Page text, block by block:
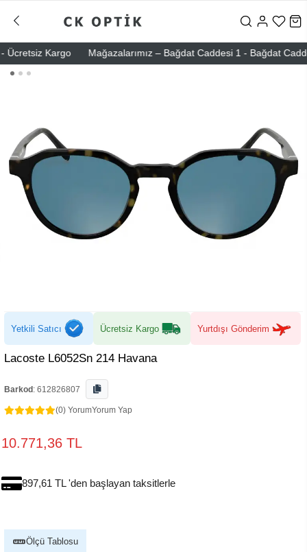
Kargo Mağazalarımız – Bağdat Caddesi 1 - Bağdat
Yetkili Satıcı Ücretsiz Kargo Yurtdışı Gönderim
Lacoste L6052Sn 214 Havana
Barkod : 612826807
(0) YorumYorum Yap
10.771,36 TL
897,61 TL 'den başlayan taksitlerle
Ölçü Tablosu